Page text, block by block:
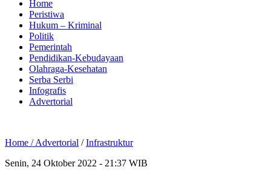
Home
Peristiwa
Hukum – Kriminal
Politik
Pemerintah
Pendidikan-Kebudayaan
Olahraga-Kesehatan
Serba Serbi
Infografis
Advertorial
Home /Advertorial /Infrastruktur
Senin, 24 Oktober 2022 - 21:37 WIB